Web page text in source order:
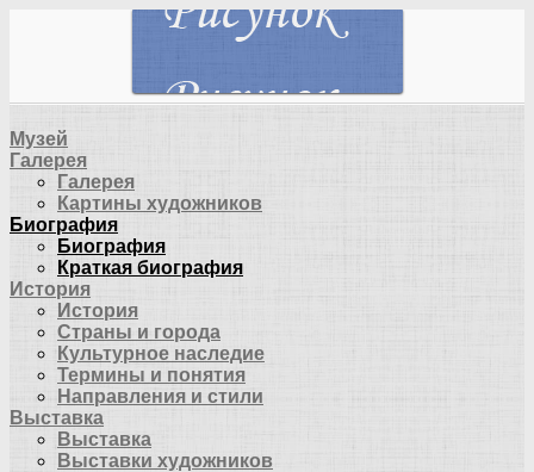
Музей
Галерея
Галерея
Картины художников
Биография
Биография
Краткая биография
История
История
Страны и города
Культурное наследие
Термины и понятия
Направления и стили
Выставка
Выставка
Выставки художников